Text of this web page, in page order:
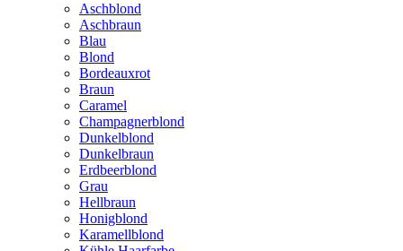
Aschblond
Aschbraun
Blau
Blond
Bordeauxrot
Braun
Caramel
Champagnerblond
Dunkelblond
Dunkelbraun
Erdbeerblond
Grau
Hellbraun
Honigblond
Karamellblond